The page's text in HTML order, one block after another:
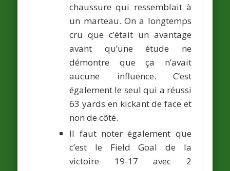
chaussure qui ressemblait à
un marteau. On a longtemps
cru que c’était un avantage
avant qu’une étude ne
démontre que ça n’avait
aucune influence. C’est
également le seul qui a réussi
63 yards en kickant de face et
non de côté.
Il faut noter également que
c’est le Field Goal de la
victoire 19-17 avec 2